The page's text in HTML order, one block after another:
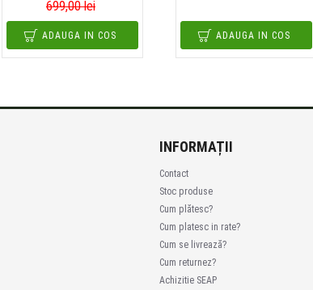
699,00 lei
ADAUGA IN COS ADAUGA IN COS
INFORMAȚII
Contact
Stoc produse
Cum plătesc?
Cum platesc in rate?
Cum se livrează?
Cum returnez?
Achizitie SEAP